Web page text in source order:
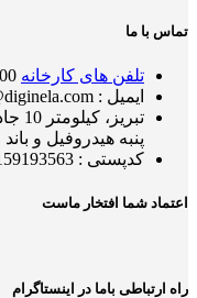
تماس با ما
تلفن های کارخانه
ایمیل : info@diginela.com
پنبه هیدروفیل و باند
کدپستی : 5159193563
اعتماد شما افتخار ماست
راه ارتباطی باما در اینستاگرام